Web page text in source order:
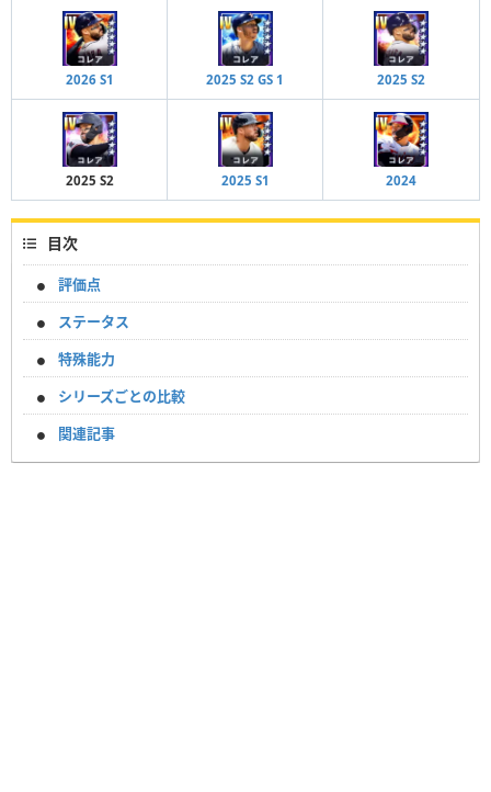
2026 S1 2025 S2 GS 1 2025 S2
2025 S2 2025 S1 2024
目次
評価点
ステータス
特殊能力
シリーズごとの比較
関連記事